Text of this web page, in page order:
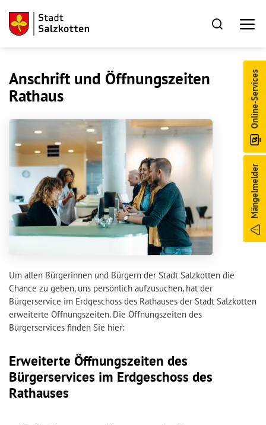
Mängelmelder
Online-Services
Anschrift und Öffnungszeiten
Rathaus
Um allen Bürgerinnen und Bürgern der Stadt Salzkotten die
Chance zu geben, uns persönlich aufzusuchen, hat der
Bürgerservice im Erdgeschoss des Rathauses der Stadt Salzkotten
erweiterte Öffnungszeiten. Die Öffnungszeiten des
Bürgerservices finden Sie hier:
Erweiterte Öffnungszeiten des
Bürgerservices im Erdgeschoss des
Rathauses